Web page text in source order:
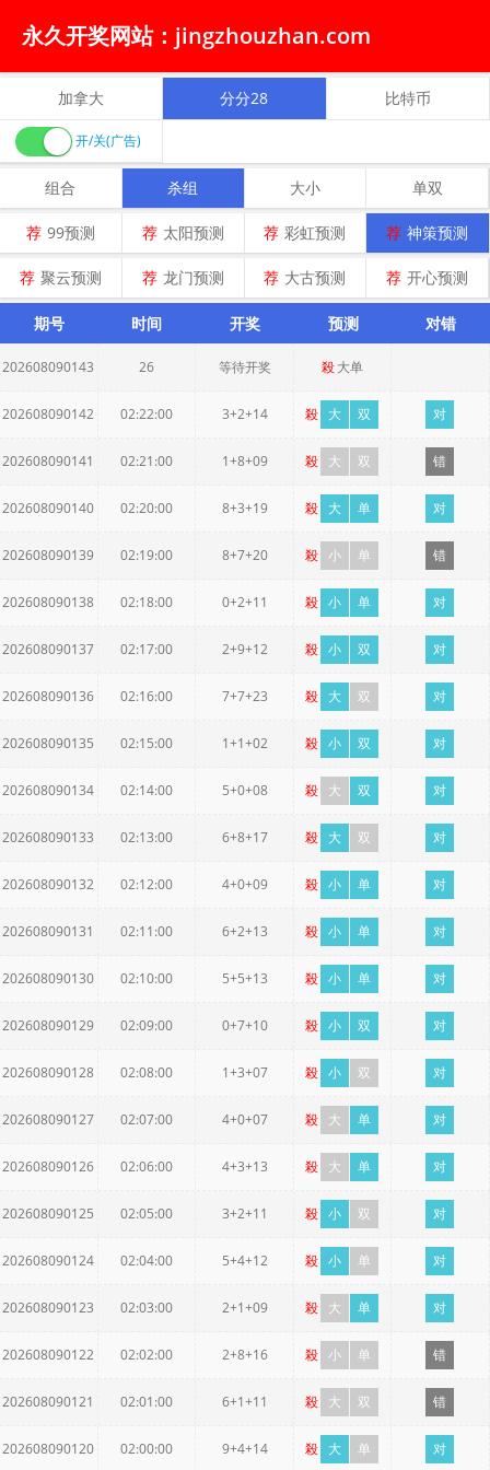
永久开奖网站：jingzhouzhan.com
加拿大 分分28 比特币
开/关(广告)
组合 杀组 大小 单双
荐 99预测 荐 太阳预测 荐 彩虹预测 荐 神策预测
荐 聚云预测 荐 龙门预测 荐 大古预测 荐 开心预测
期号 时间 开奖 预测 对错
202608090143 26 等待开奖 殺大单
202608090142 02:22:00 3+2+14 殺 大 双 对
202608090141 02:21:00 1+8+09 殺 大 双 错
202608090140 02:20:00 8+3+19 殺 大 单 对
202608090139 02:19:00 8+7+20 殺 小 单 错
202608090138 02:18:00 0+2+11 殺 小 单 对
202608090137 02:17:00 2+9+12 殺 小 双 对
202608090136 02:16:00 7+7+23 殺 大 双 对
202608090135 02:15:00 1+1+02 殺 小 双 对
202608090134 02:14:00 5+0+08 殺 大 双 对
202608090133 02:13:00 6+8+17 殺 大 双 对
202608090132 02:12:00 4+0+09 殺 小 单 对
202608090131 02:11:00 6+2+13 殺 小 单 对
202608090130 02:10:00 5+5+13 殺 小 单 对
202608090129 02:09:00 0+7+10 殺 小 双 对
202608090128 02:08:00 1+3+07 殺 小 双 对
202608090127 02:07:00 4+0+07 殺 大 单 对
202608090126 02:06:00 4+3+13 殺 大 单 对
202608090125 02:05:00 3+2+11 殺 小 双 对
202608090124 02:04:00 5+4+12 殺 小 单 对
202608090123 02:03:00 2+1+09 殺 大 单 对
202608090122 02:02:00 2+8+16 殺 小 单 错
202608090121 02:01:00 6+1+11 殺 大 双 错
202608090120 02:00:00 9+4+14 殺 大 单 对